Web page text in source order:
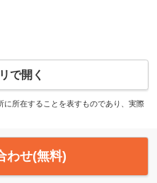
で開く
所在することを表すものであり、実際
わせ(無料)